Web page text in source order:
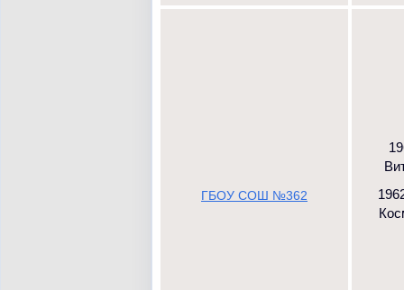
ГБОУ СОШ №362